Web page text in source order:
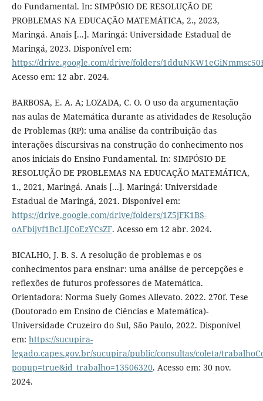
do Fundamental. In: SIMPÓSIO DE RESOLUÇÃO DE
PROBLEMAS NA EDUCAÇÃO MATEMÁTICA, 2., 2023,
Maringá. Anais [...]. Maringá: Universidade Estadual de
Maringá, 2023. Disponível em:
https://drive.google.com/drive/folders/
Acesso em: 12 abr. 2024.
BARBOSA, E. A. A; LOZADA, C. O. O uso da argumentação
nas aulas de Matemática durante as atividades de Resolução
de Problemas (RP): uma análise da contribuição das
interações discursivas na construção do conhecimento nos
anos iniciais do Ensino Fundamental. In: SIMPÓSIO DE
RESOLUÇÃO DE PROBLEMAS NA EDUCAÇÃO MATEMÁTICA,
1., 2021, Maringá. Anais [...]. Maringá: Universidade
Estadual de Maringá, 2021. Disponível em:
https://drive.google.com/drive/folders/1Z5jFK1BS-
oAFbijvf1BcLlJCoEzYCsZF. Acesso em 12 abr. 2024.
BICALHO, J. B. S. A resolução de problemas e os
conhecimentos para ensinar: uma análise de percepções e
reflexões de futuros professores de Matemática.
Orientadora: Norma Suely Gomes Allevato. 2022. 270f. Tese
(Doutorado em Ensino de Ciências e Matemática)-
Universidade Cruzeiro do Sul, São Paulo, 2022. Disponível
em: https://sucupira-
legado.capes.gov.br/sucupira/public/consultas/coleta/
popup=true&id_trabalho=13506320. Acesso em: 30 nov.
2024.